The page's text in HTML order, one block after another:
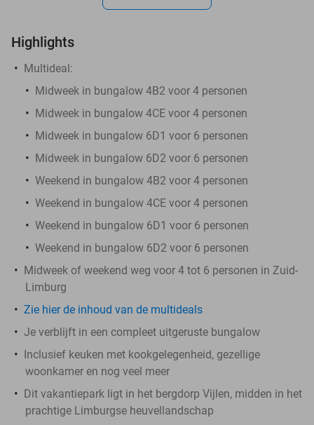
Highlights
Multideal:
Midweek in bungalow 4B2 voor 4 personen
Midweek in bungalow 4CE voor 4 personen
Midweek in bungalow 6D1 voor 6 personen
Midweek in bungalow 6D2 voor 6 personen
Weekend in bungalow 4B2 voor 4 personen
Weekend in bungalow 4CE voor 4 personen
Weekend in bungalow 6D1 voor 6 personen
Weekend in bungalow 6D2 voor 6 personen
Midweek of weekend weg voor 4 tot 6 personen in Zuid-
Limburg
Zie hier de inhoud van de multideals
Je verblijft in een compleet uitgeruste bungalow
Inclusief keuken met kookgelegenheid, gezellige
woonkamer en nog veel meer
Dit vakantiepark ligt in het bergdorp Vijlen, midden in het
prachtige Limburgse heuvellandschap